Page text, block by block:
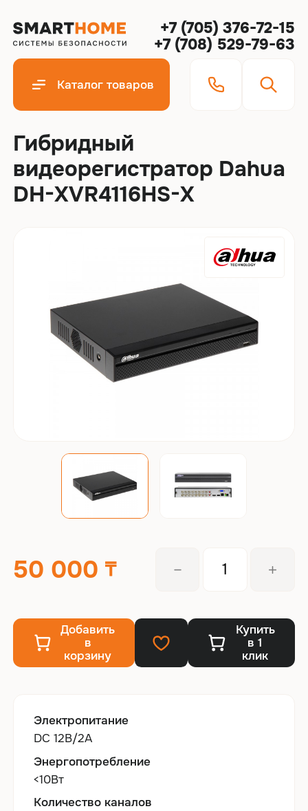
+7 (705) 376-72-15
+7 (708) 529-79-63
Каталог товаров
Гибридный
видеорегистратор Dahua
DH-XVR4116HS-X
50 000
Добавить
в
корзину
Купить
в 1
клик
Электропитание
DC 12В/2A
Энергопотребление
<10Вт
Количество каналов